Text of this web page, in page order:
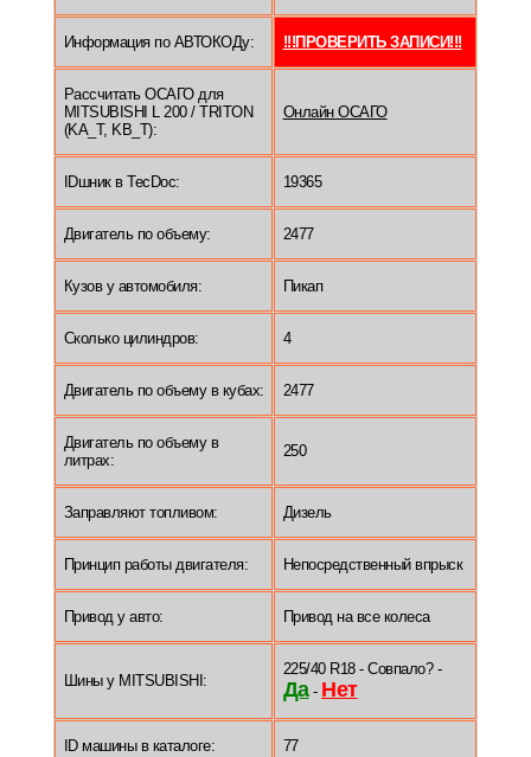
Информация по АВТОКОДу: !!!ПРОВЕРИТЬ ЗАПИСИ!!!
Рассчитать ОСАГО для
MITSUBISHI L 200 / TRITON
(KA_T, KB_T):
Онлайн ОСАГО
IDшник в TecDoc: 19365
Двигатель по объему: 2477
Кузов у автомобиля: Пикап
Сколько цилиндров: 4
Двигатель по объему в кубах: 2477
Двигатель по объему в
литрах:
250
Заправляют топливом: Дизель
Принцип работы двигателя: Непосредственный впрыск
Привод у авто: Привод на все колеса
Шины у MITSUBISHI:
225/40 R18 - Совпало? -
Да- Нет
ID машины в каталоге: 77